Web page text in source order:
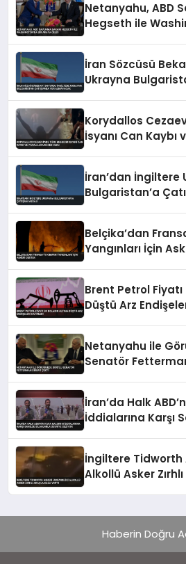
Netanyahu, ABD
Hegseth ile
İran Sözcüsü
Ukrayna
Korydallos
İsyanı Can Kaybı
İran’dan İngiltere
Bulgaristan’a
Belçika’dan
Yangınları İçin
Brent Petrol Fiyatı
Düştü Arz
Netanyahu ile
Senatör
İran’da Halk
İddialarına Karşı
İngiltere Tidworth
Alkollü Asker
Haberin Doğru